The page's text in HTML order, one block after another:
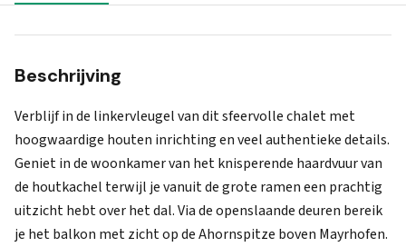
Beschrijving
Verblijf in de linkervleugel van dit sfeervolle chalet met
hoogwaardige houten inrichting en veel authentieke details.
Geniet in de woonkamer van het knisperende haardvuur van
de houtkachel terwijl je vanuit de grote ramen een prachtig
uitzicht hebt over het dal. Via de openslaande deuren bereik
je het balkon met zicht op de Ahornspitze boven Mayrhofen.